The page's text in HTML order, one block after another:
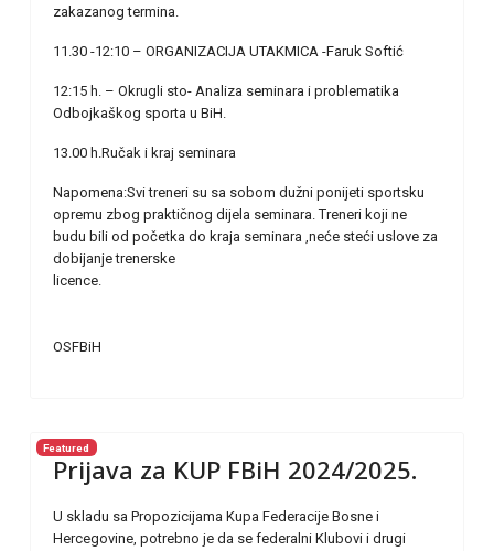
zakazanog termina.
11.30 -12:10 – ORGANIZACIJA UTAKMICA -Faruk Softić
12:15 h. – Okrugli sto- Analiza seminara i problematika
Odbojkaškog sporta u BiH.
13.00 h.Ručak i kraj seminara
Napomena:Svi treneri su sa sobom dužni ponijeti sportsku
opremu zbog praktičnog dijela seminara. Treneri koji ne
budu bili od početka do kraja seminara ,neće steći uslove za
dobijanje trenerske
licence.
OSFBiH
Featured
Prijava za KUP FBiH 2024/2025.
U skladu sa Propozicijama Kupa Federacije Bosne i
Hercegovine, potrebno je da se federalni Klubovi i drugi